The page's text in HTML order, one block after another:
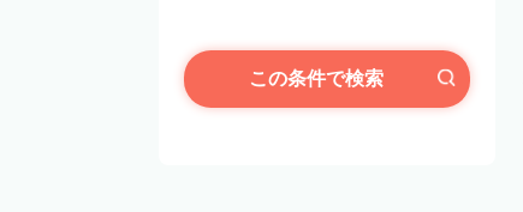
この条件で検索